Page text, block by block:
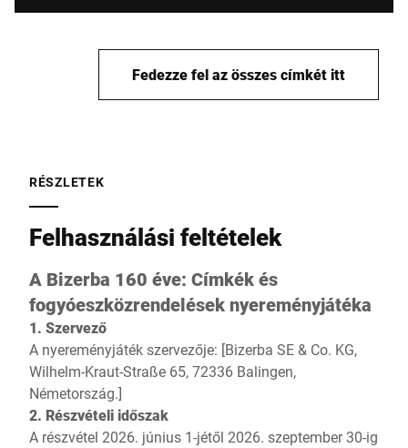
Fedezze fel az összes címkét itt
RÉSZLETEK
Felhasználási feltételek
A Bizerba 160 éve: Címkék és
fogyóeszközrendelések nyereményjátéka
1. Szervező
A nyereményjáték szervezője: [Bizerba SE & Co. KG,
Wilhelm-Kraut-Straße 65, 72336 Balingen,
Németország.]
2. Részvételi időszak
A részvétel 2026. június 1-jétől 2026. szeptember 30-ig